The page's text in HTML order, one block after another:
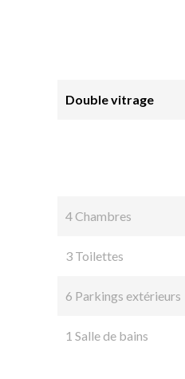
Double vitrage
4 Chambres
3 Toilettes
6 Parkings extérieurs
1 Salle de bains